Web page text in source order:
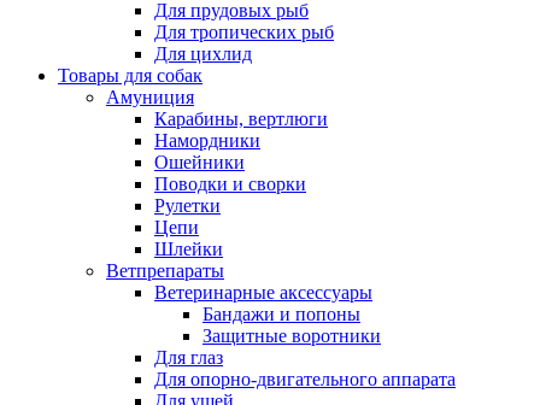
Для прудовых рыб
Для тропических рыб
Для цихлид
Товары для собак
Амуниция
Карабины, вертлюги
Намордники
Ошейники
Поводки и сворки
Рулетки
Цепи
Шлейки
Ветпрепараты
Ветеринарные аксессуары
Бандажи и попоны
Защитные воротники
Для глаз
Для опорно-двигательного аппарата
Для ушей